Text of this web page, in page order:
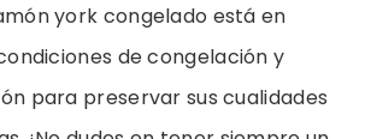
york congelado está en
de congelación y
para preservar sus cualidades